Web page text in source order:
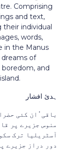
Comprising
and text,
individual
words,
in the Manus
of
and
ہدئ افشار
باقی ُان کئی
منوس جزیرے پر
آسٹریلیا ترک
دور دراز جزیرے